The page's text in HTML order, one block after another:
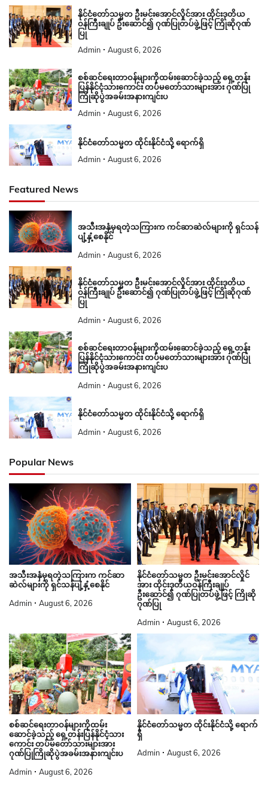
နိုင်ငံတော်သမ္မတ ဦးမင်းအောင်လှိုင်အား ထိုင်းဒုတိယ
ဝန်ကြီးချုပ် ဦးဆောင်၍ ဂုဏ်ပြုတပ်ဖွဲ့ဖြင့် ကြိုဆိုဂုဏ်
ပြု
Admin August 6, 2026
စစ်ဆင်ရေးတာဝန်များကိုထမ်းဆောင်ခဲ့သည့် ရှေ့တန်း
ပြန်နိုင်ငံ့သားကောင်း တပ်မတော်သားများအား ဂုဏ်ပြု
ကြိုဆိုပွဲအခမ်းအနားကျင်းပ
Admin August 6, 2026
နိုင်ငံတော်သမ္မတ ထိုင်းနိုင်ငံသို့ ရောက်ရှိ
Admin August 6, 2026
Featured News
အသီးအနှံမှရတဲ့သကြားက ကင်ဆာဆဲလ်များကို ရှင်သန်
ပျံ့နှံ့စေနိုင်
Admin August 6, 2026
နိုင်ငံတော်သမ္မတ ဦးမင်းအောင်လှိုင်အား ထိုင်းဒုတိယ
ဝန်ကြီးချုပ် ဦးဆောင်၍ ဂုဏ်ပြုတပ်ဖွဲ့ဖြင့် ကြိုဆိုဂုဏ်
ပြု
Admin August 6, 2026
စစ်ဆင်ရေးတာဝန်များကိုထမ်းဆောင်ခဲ့သည့် ရှေ့တန်း
ပြန်နိုင်ငံ့သားကောင်း တပ်မတော်သားများအား ဂုဏ်ပြု
ကြိုဆိုပွဲအခမ်းအနားကျင်းပ
Admin August 6, 2026
နိုင်ငံတော်သမ္မတ ထိုင်းနိုင်ငံသို့ ရောက်ရှိ
Admin August 6, 2026
Popular News
အသီးအနှံမှရတဲ့သကြားက ကင်ဆာ
ဆဲလ်များကို ရှင်သန်ပျံ့နှံ့စေနိုင်
Admin August 6, 2026
နိုင်ငံတော်သမ္မတ ဦးမင်းအောင်လှိုင်
အား ထိုင်းဒုတိယဝန်ကြီးချုပ်
ဦးဆောင်၍ ဂုဏ်ပြုတပ်ဖွဲ့ဖြင့် ကြိုဆို
ဂုဏ်ပြု
Admin August 6, 2026
စစ်ဆင်ရေးတာဝန်များကိုထမ်း
ဆောင်ခဲ့သည့် ရှေ့တန်းပြန်နိုင်ငံ့သား
ကောင်း တပ်မတော်သားများအား
ဂုဏ်ပြုကြိုဆိုပွဲအခမ်းအနားကျင်းပ
Admin August 6, 2026
နိုင်ငံတော်သမ္မတ ထိုင်းနိုင်ငံသို့ ရောက်
ရှိ
Admin August 6, 2026